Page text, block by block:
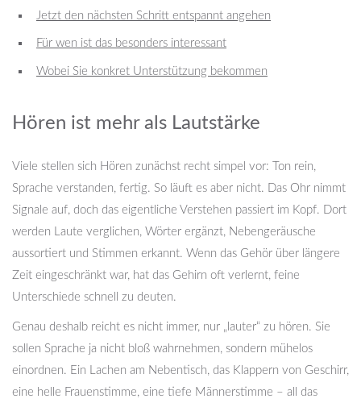
Jetzt den nächsten Schritt entspannt angehen
Für wen ist das besonders interessant
Wobei Sie konkret Unterstützung bekommen
Hören ist mehr als Lautstärke
Viele stellen sich Hören zunächst recht simpel vor: Ton rein,
Sprache verstanden, fertig. So läuft es aber nicht. Das Ohr nimmt
Signale auf, doch das eigentliche Verstehen passiert im Kopf. Dort
werden Laute verglichen, Wörter ergänzt, Nebengeräusche
aussortiert und Stimmen erkannt. Wenn das Gehör über längere
Zeit eingeschränkt war, hat das Gehirn oft verlernt, feine
Unterschiede schnell zu deuten.
Genau deshalb reicht es nicht immer, nur „lauter“ zu hören. Sie
sollen Sprache ja nicht bloß wahrnehmen, sondern mühelos
einordnen. Ein Lachen am Nebentisch, das Klappern von Geschirr,
eine helle Frauenstimme, eine tiefe Männerstimme – all das